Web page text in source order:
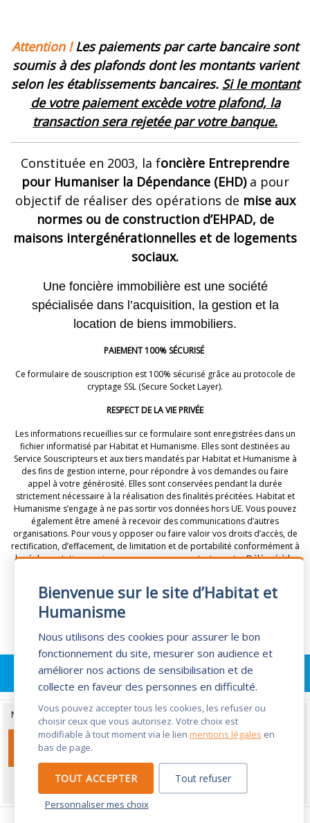
Bienvenue sur le site d’Habitat et
Humanisme
Nous utilisons des cookies pour assurer le bon
fonctionnement du site, mesurer son audience et
améliorer nos actions de sensibilisation et de
collecte en faveur des personnes en difficulté.
Vous pouvez accepter tous les cookies, les refuser ou
choisir ceux que vous autorisez. Votre choix est
modifiable à tout moment via le lien mentions légales en
bas de page.
TOUT ACCEPTER Tout refuser
Personnaliser mes choix
Attention ! Les paiements par carte bancaire sont
soumis à des plafonds dont les montants varient
selon les établissements bancaires. Sile montant
de votre paiement excède votre plafond, la
transaction sera rejetée par votre banque.
Constituée en 2003, la foncière Entreprendre
pour Humaniser la Dépendance (EHD) a pour
objectif de réaliser des opérations de mise aux
normes ou de construction d’EHPAD, de
maisons intergénérationnelles et de logements
sociaux.
Une foncière immobilière est une société
spécialisée dans l’acquisition, la gestion et la
location de biens immobiliers.
PAIEMENT 100% SÉCURISÉ
Ce formulaire de souscription est 100% sécurisé grâce au protocole de
cryptage SSL (Secure Socket Layer).
RESPECT DE LA VIE PRIVÉE
Les informations recueillies sur ce formulaire sont enregistrées dans un
fichier informatisé par Habitat et Humanisme. Elles sont destinées au
Service Souscripteurs et aux tiers mandatés par Habitat et Humanisme à
des fins de gestion interne, pour répondre à vos demandes ou faire
appel à votre générosité. Elles sont conservées pendant la durée
strictement nécessaire à la réalisation des finalités précitées. Habitat et
Humanisme s’engage à ne pas sortir vos données hors UE. Vous pouvez
également être amené à recevoir des communications d’autres
organisations. Pour vous y opposer ou faire valoir vos droits d’accès, de
rectification, d’effacement, de limitation et de portabilité conformément à
la réglementation en vigueur, vous pouvez contacter notre Délégué à la
GÉRER LES COOKIES
Nous utilisons des cookies dans le cadre du suivi statistique de notre site.
Refuser les cookies